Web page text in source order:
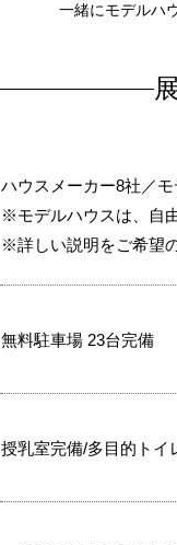
一緒にモデルハ
ハウスメーカー8社／
※モデルハウスは、自
※詳しい説明をご希望
無料駐車場 23台完備
授乳室完備/多目的トイ